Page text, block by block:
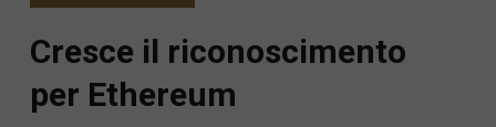
Cresce il riconoscimento
per Ethereum